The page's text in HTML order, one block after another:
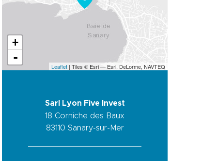
+
-
Leaflet | Tiles © Esri — Esri, DeLorme, NAVTEQ
Sarl Lyon Five Invest
18 Corniche des Baux
83110 Sanary-sur-Mer